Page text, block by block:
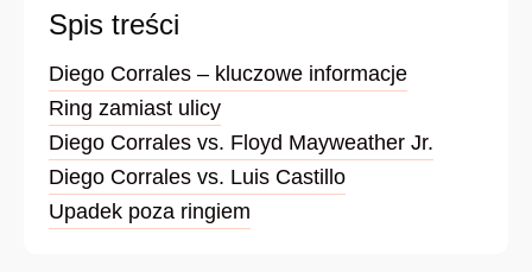
Spis treści
Diego Corrales – kluczowe informacje
Ring zamiast ulicy
Diego Corrales vs. Floyd Mayweather Jr.
Diego Corrales vs. Luis Castillo
Upadek poza ringiem